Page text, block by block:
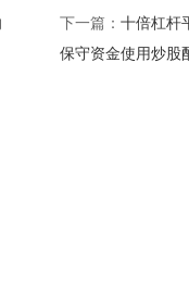
下一篇： 十倍杠杆
保守资金使用炒股